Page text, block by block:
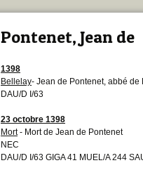
Pontenet, Jean de
1398
Bellelay- Jean de Pontenet, abbé
DAU/D I/63
23 octobre 1398
Mort- Mort de Jean de Pontenet
NEC
DAU/D I/63 GIGA 41 MUEL/A 244